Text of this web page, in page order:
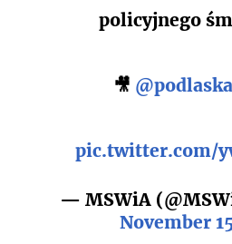
policyjnego
🎥
pic.twitter.com/
— MSWiA
November